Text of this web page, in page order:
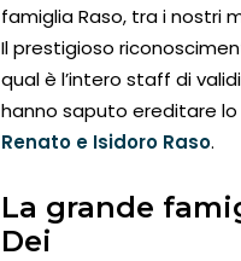
famiglia Raso, tra i nostri
Il prestigioso
qual è l’intero staff di
hanno saputo ereditare lo
Renato e Isidoro Raso.
La grande
Dei